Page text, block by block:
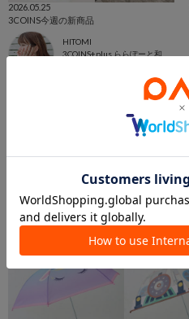
2026.05.25
3COINS今週の新商品
HITOMI